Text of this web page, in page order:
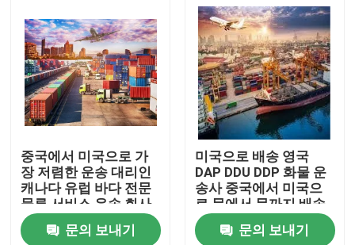
비디오
우리 에 관한 것
공장 투어
품질 관리
중국에서 미국으로 가
장 저렴한 운송 대리인
캐나다 유럽 바다 전문
물류 서비스 운송 회사
문의 보내기
미국으로 배송 영국
DAP DDU DDP 화물 운
송사 중국에서 미국으
로 문에서 문까지 배송
대리인 해상 배달 운송
대리인 문의 보내기